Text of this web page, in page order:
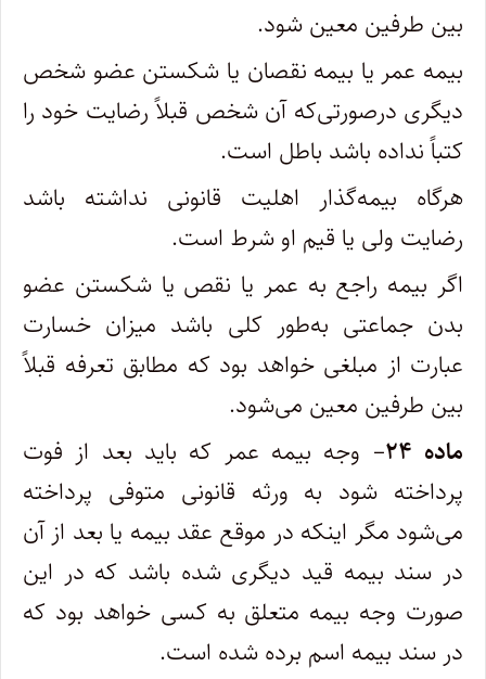
بین طرفین معین شود.
‌بیمه عمر یا بیمه نقصان یا شکستن عضو شخص
دیگری درصورتی‌که آن شخص قبلاً رضایت خود را
کتباً نداده باشد باطل است.
‌هرگاه بیمه‌گذار اهلیت قانونی نداشته باشد
رضایت ولی یا قیم او شرط است.
‌اگر بیمه راجع به عمر یا نقص یا شکستن عضو
بدن جماعتی به‌طور کلی باشد میزان خسارت
عبارت از مبلغی خواهد بود که مطابق تعرفه قبلاً
بین طرفین معین می‌شود.
ماده ۲۴
– وجه بیمه عمر که باید بعد از فوت
پرداخته شود به ورثه قانونی متوفی پرداخته
می‌شود مگر اینکه در موقع عقد بیمه یا بعد از آن
در سند بیمه قید دیگری شده باشد که در این
صورت وجه بیمه متعلق به کسی خواهد بود که
در سند بیمه اسم برده شده است.